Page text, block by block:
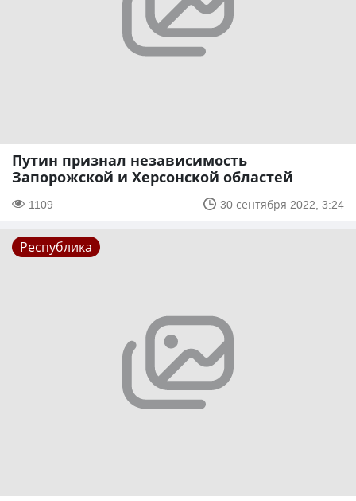
Путин признал независимость
Запорожской и Херсонской областей
1109 30 сентября 2022, 3:24
Республика